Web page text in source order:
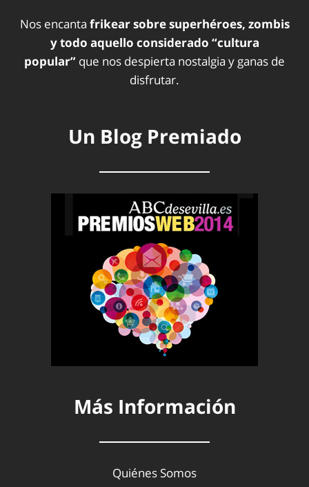
Nos encanta frikear sobre superhéroes, zombis
y todo aquello considerado “cultura
popular” que nos despierta nostalgia y ganas de
disfrutar.
Un Blog Premiado
Más Información
Quiénes Somos